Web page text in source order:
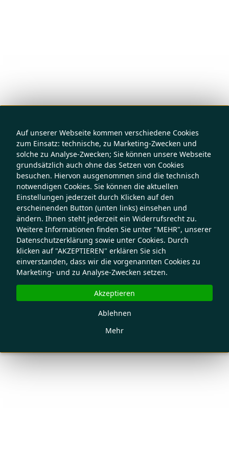
Auf unserer Webseite kommen verschiedene Cookies
zum Einsatz: technische, zu Marketing-Zwecken und
solche zu Analyse-Zwecken; Sie können unsere Webseite
grundsätzlich auch ohne das Setzen von Cookies
besuchen. Hiervon ausgenommen sind die technisch
notwendigen Cookies. Sie können die aktuellen
Einstellungen jederzeit durch Klicken auf den
erscheinenden Button (unten links) einsehen und
ändern. Ihnen steht jederzeit ein Widerrufsrecht zu.
Weitere Informationen finden Sie unter "MEHR", unserer
Datenschutzerklärung sowie unter Cookies. Durch
klicken auf "AKZEPTIEREN" erklären Sie sich
einverstanden, dass wir die vorgenannten Cookies zu
Marketing- und zu Analyse-Zwecken setzen.
Mehr
Ablehnen
Akzeptieren